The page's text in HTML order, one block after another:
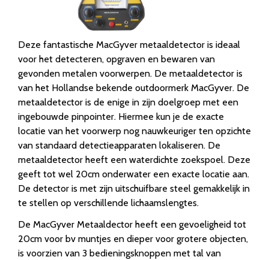
Deze fantastische MacGyver metaaldetector is ideaal
voor het detecteren, opgraven en bewaren van
gevonden metalen voorwerpen. De metaaldetector is
van het Hollandse bekende outdoormerk MacGyver. De
metaaldetector is de enige in zijn doelgroep met een
ingebouwde pinpointer. Hiermee kun je de exacte
locatie van het voorwerp nog nauwkeuriger ten opzichte
van standaard detectieapparaten lokaliseren. De
metaaldetector heeft een waterdichte zoekspoel. Deze
geeft tot wel 20cm onderwater een exacte locatie aan.
De detector is met zijn uitschuifbare steel gemakkelijk in
te stellen op verschillende lichaamslengtes.
De MacGyver Metaaldector heeft een gevoeligheid tot
20cm voor bv muntjes en dieper voor grotere objecten,
is voorzien van 3 bedieningsknoppen met tal van